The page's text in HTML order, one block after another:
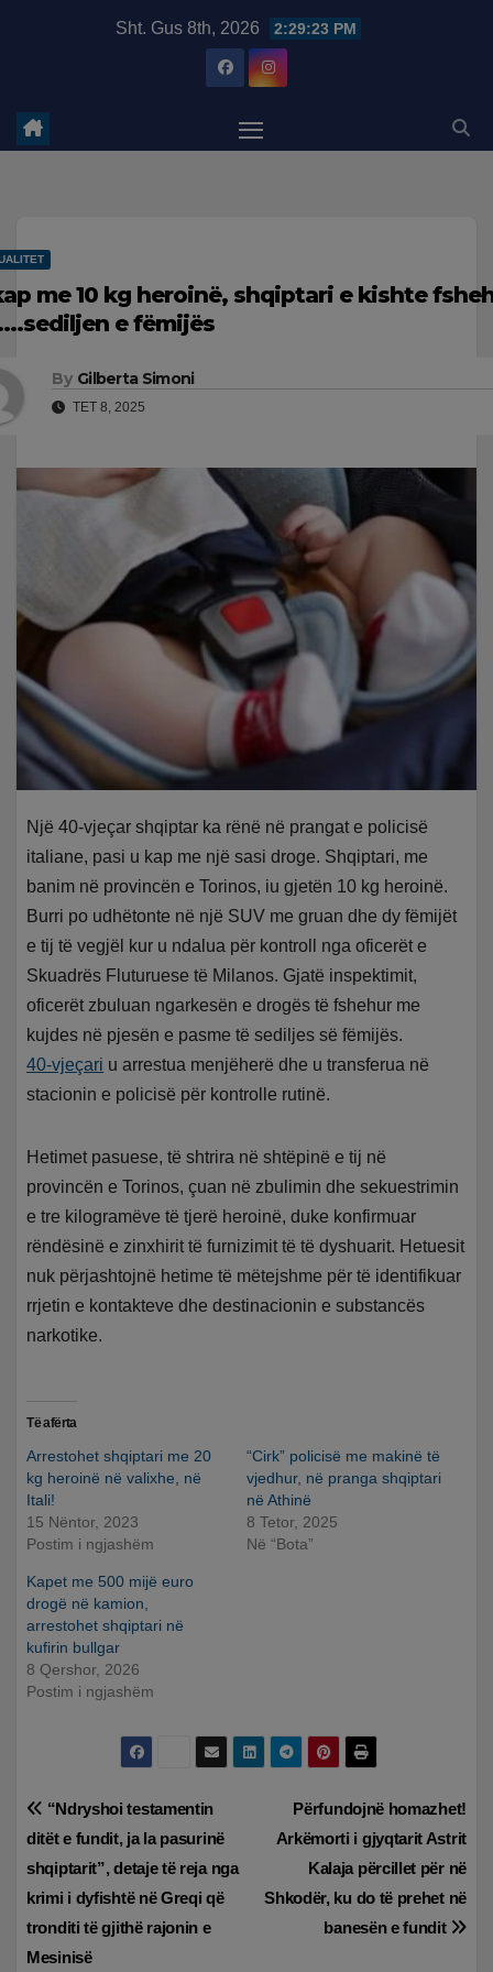
Sht. Gus 8th, 2026 2:29:24 PM
me 10 kg heroinë, shqiptari e kishte
e fëmijës
By Gilberta Simoni
TET 8, 2025
Një 40-vjeçar shqiptar ka rënë në prangat e policisë
italiane, pasi u kap me një sasi droge. Shqiptari, me
banim në provincën e Torinos, iu gjetën 10 kg heroinë.
Burri po udhëtonte në një SUV me gruan dhe dy fëmijët
e tij të vegjël kur u ndalua për kontroll nga oficerët e
Skuadrës Fluturuese të Milanos. Gjatë inspektimit,
oficerët zbuluan ngarkesën e drogës të fshehur me
kujdes në pjesën e pasme të sediljes së fëmijës.
40-vjeçari u arrestua menjëherë dhe u transferua në
stacionin e policisë për kontrolle rutinë.
Hetimet pasuese, të shtrira në shtëpinë e tij në
provincën e Torinos, çuan në zbulimin dhe sekuestrimin
e tre kilogramëve të tjerë heroinë, duke konfirmuar
rëndësinë e zinxhirit të furnizimit të të dyshuarit. Hetuesit
nuk përjashtojnë hetime të mëtejshme për të identifikuar
rrjetin e kontakteve dhe destinacionin e substancës
narkotike.
Të afërta
Arrestohet shqiptari me 20
kg heroinë në valixhe, në
Itali!
15 Nëntor, 2023
Postim i ngjashëm
“Cirk” policisë me makinë të
vjedhur, në pranga shqiptari
në Athinë
8 Tetor, 2025
Në “Bota”
Kapet me 500 mijë euro
drogë në kamion,
arrestohet shqiptari në
kufirin bullgar
8 Qershor, 2026
Postim i ngjashëm
Lëvizje
te
postimet
Përfundojnë homazhet!
Arkëmorti i gjyqtarit Astrit
Kalaja përcillet për në
Shkodër, ku do të prehet në
banesën e fundit
“Ndryshoi testamentin
ditët e fundit, ja la pasurinë
shqiptarit”, detaje të reja nga
krimi i dyfishtë në Greqi që
tronditi të gjithë rajonin e
Mesinisë